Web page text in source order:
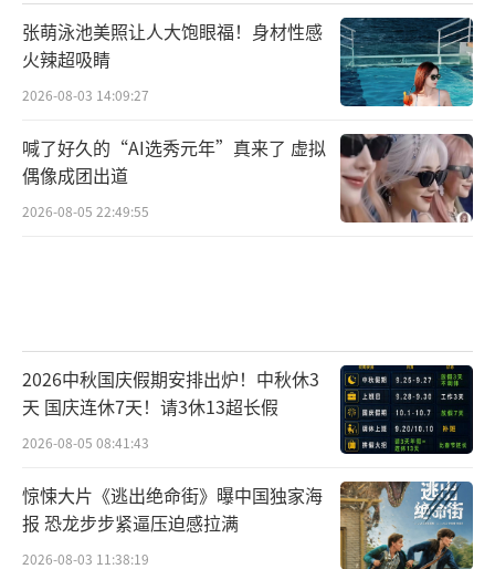
张萌泳池美照让人大饱眼福！身材性感
火辣超吸睛
2026-08-03 14:09:27
喊了好久的“AI选秀元年”真来了 虚拟
偶像成团出道
2026-08-05 22:49:55
2026中秋国庆假期安排出炉！中秋休3
天 国庆连休7天！请3休13超长假
2026-08-05 08:41:43
惊悚大片《逃出绝命街》曝中国独家海
报 恐龙步步紧逼压迫感拉满
2026-08-03 11:38:19